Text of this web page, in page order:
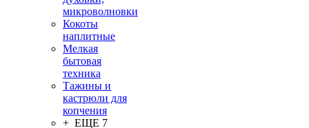
микроволновки
Кокоты
наплитные
Мелкая
бытовая
техника
Тажины и
кастрюли для
копчения
+ ЕЩЕ 7